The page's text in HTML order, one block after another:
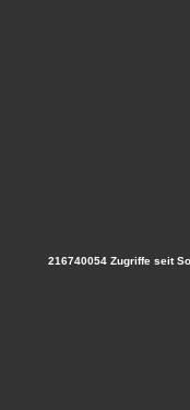
216740054 Zugriffe seit